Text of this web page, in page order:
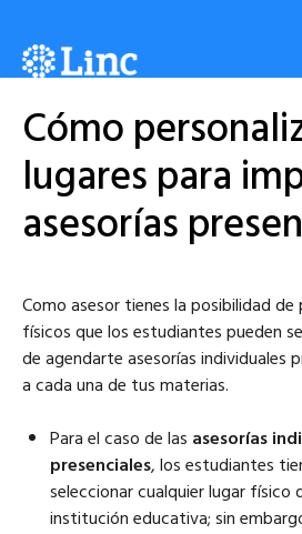
Plataforma
Estudiantes
Cómo
lugares para
asesorías
Como asesor tienes la posibilidad de
físicos que los estudiantes pueden
de agendarte asesorías individuales
a cada una de tus materias.
Para el caso de las asesorías
presenciales, los estudiantes
seleccionar cualquier lugar
institución educativa; sin